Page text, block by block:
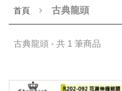
首頁 古典龍頭
古典龍頭 - 共 1 筆商品